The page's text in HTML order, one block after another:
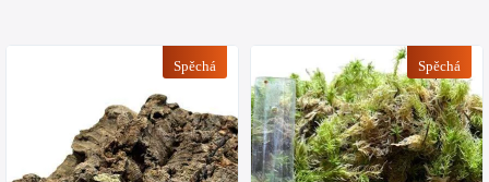
Spěchá Spěchá